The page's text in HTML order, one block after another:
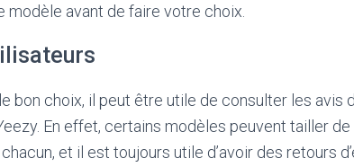
avant de faire votre choix.
bon choix, il peut être utile de consulter les avis
En effet, certains modèles peuvent tailler
et il est toujours utile d’avoir des retours